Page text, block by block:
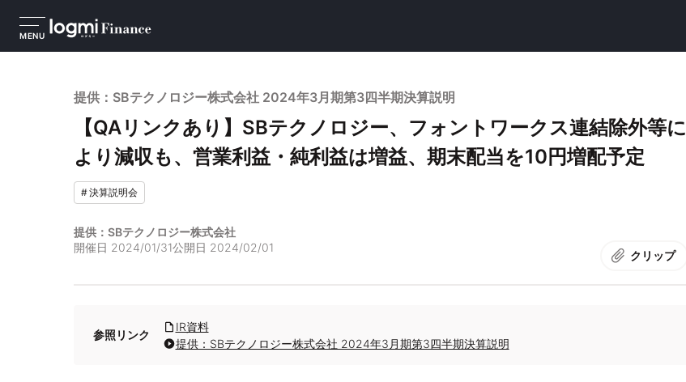
MENU
提供：SBテクノロジー株式会社 2024年3月期第3四半期決算説明
【QAリンクあり】SBテクノロジー、フォントワークス連結除外等に
より減収も、営業利益・純利益は増益、期末配当を10円増配予定
#決算説明会
提供：SBテクノロジー株式会社
開催日 2024/01/31公開日 2024/02/01
クリップ
参照リンク
IR資料
提供：SBテクノロジー株式会社 2024年3月期第3四半期決算説明